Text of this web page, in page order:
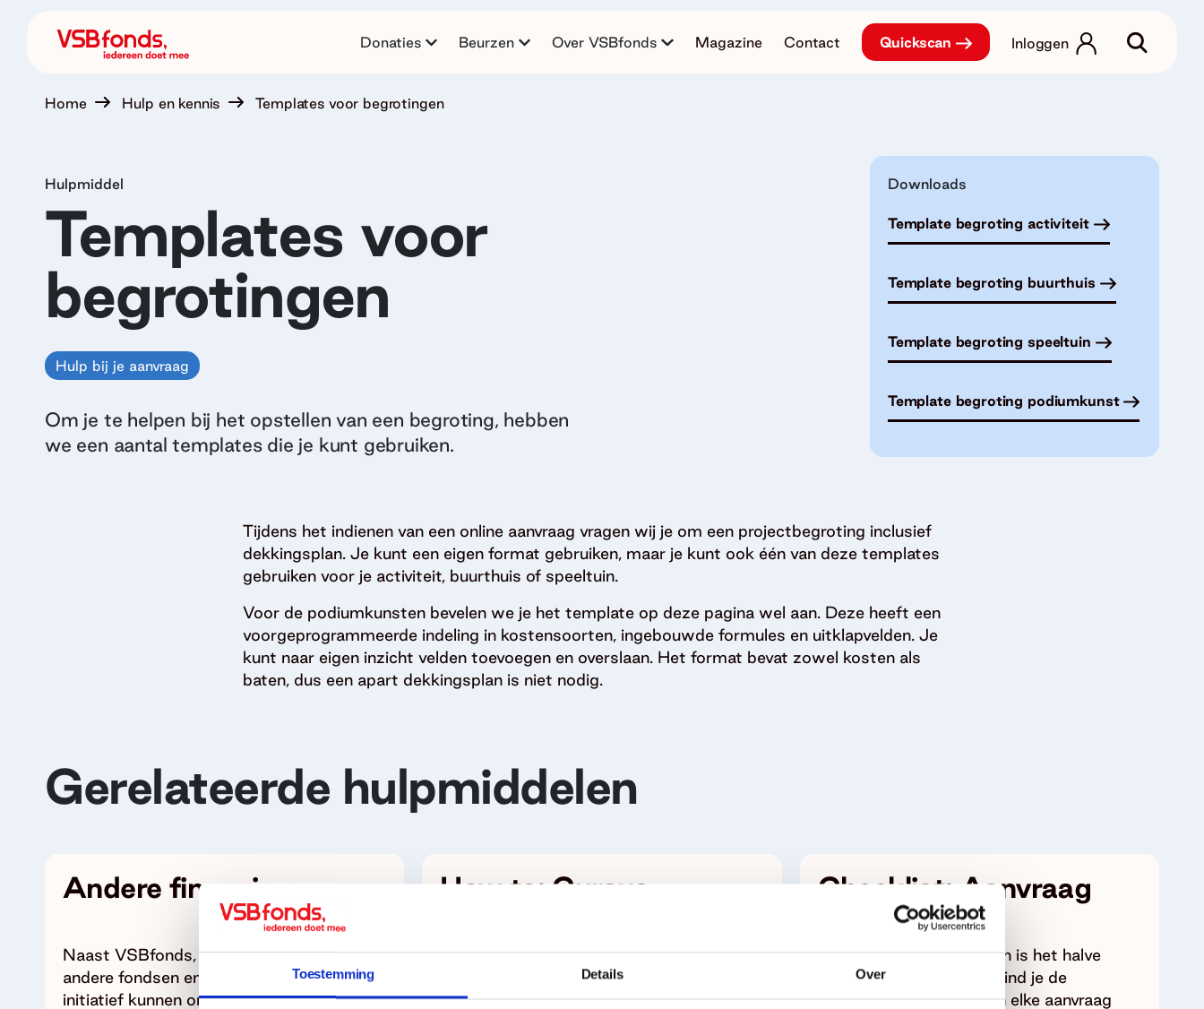
Toestemming Details Over
Donaties Beurzen Over VSBfonds Magazine Contact Quickscan Inloggen
Home Hulp en kennis Templates voor begrotingen
Hulpmiddel
Templates voor
begrotingen
Hulp bij je aanvraag
Om je te helpen bij het opstellen van een begroting, hebben
we een aantal templates die je kunt gebruiken.
Downloads
Template begroting activiteit
Template begroting buurthuis
Template begroting speeltuin
Template begroting podiumkunst
Tijdens het indienen van een online aanvraag vragen wij je om een projectbegroting inclusief
dekkingsplan. Je kunt een eigen format gebruiken, maar je kunt ook één van deze templates
gebruiken voor je activiteit, buurthuis of speeltuin.
Voor de podiumkunsten bevelen we je het template op deze pagina wel aan. Deze heeft een
voorgeprogrammeerde indeling in kostensoorten, ingebouwde formules en uitklapvelden. Je
kunt naar eigen inzicht velden toevoegen en overslaan. Het format bevat zowel kosten als
baten, dus een apart dekkingsplan is niet nodig.
Gerelateerde hulpmiddelen
Andere financiers
Naast VSBfonds, zijn er nog veel meer
andere fondsen en financiers die jouw
initiatief kunnen ondersteunen.
How to: Cursus
Of je vrijwilliger in je buurt bent of
penningmeester bij een professionele
organisatie, zo zorg je ervoor dat jouw
Checklist: Aanvraag
voorbereiden
Je aanvraag voorbereiden is het halve
werk. In deze checklist vind je de
onderwerpen waar we in elke aanvraag